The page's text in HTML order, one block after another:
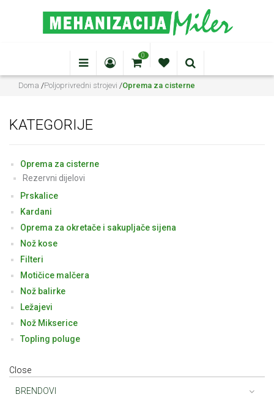
0
Doma /Poljoprivredni strojevi /Oprema za cisterne
KATEGORIJE
Oprema za cisterne
Rezervni dijelovi
Prskalice
Kardani
Oprema za okretače i sakupljače sijena
Nož kose
Filteri
Motičice malčera
Nož balirke
Ležajevi
Nož Mikserice
Topling poluge
Close
BRENDOVI